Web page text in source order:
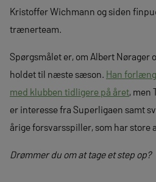
Kristoffer Wichmann og siden
trænerteam.
Spørgsmålet er, om Albert Nørager
holdet til næste sæson. Han
med klubben tidligere på året, men
er interesse fra Superligaen samt
årige forsvarsspiller, som har store
Drømmer du om at tage et step op?